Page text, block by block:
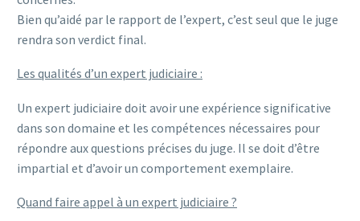
Bien qu’aidé par le rapport de l’expert, c’est seul que le juge
rendra son verdict final.
Les qualités d’un expert judiciaire :
Un expert judiciaire doit avoir une expérience significative
dans son domaine et les compétences nécessaires pour
répondre aux questions précises du juge. Il se doit d’être
impartial et d’avoir un comportement exemplaire.
Quand faire appel à un expert judiciaire ?